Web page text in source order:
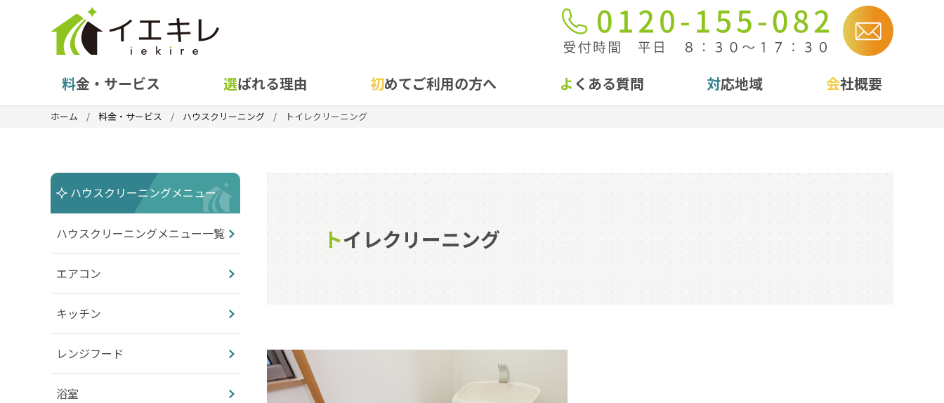
料金・サービス 選ばれる理由 初めてご利用の方へ よくある質問 対応地域 会社概要
ホーム 料金・サービス ハウスクリーニング トイレクリーニング
トイレクリーニング
ハウスクリーニングメニュー
ハウスクリーニングメニュー一覧
エアコン
キッチン
レンジフード
浴室